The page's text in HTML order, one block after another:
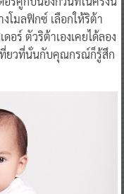
โมลฟิกซ์ เลือกให้ริต้า
ร์ ตัวริต้าเองเคยได้ลอง
ที่ยวที่นั่นกับคุณกรณ์ก็รู้สึก